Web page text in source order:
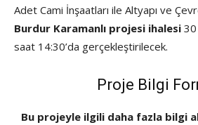
Adet Cami İnşaatları ile Altyapı ve
Burdur Karamanlı projesi ihalesi
saat 14:30’da gerçekleştirilecek.
Proje Bilgi
Bu projeyle ilgili daha fazla bilgi